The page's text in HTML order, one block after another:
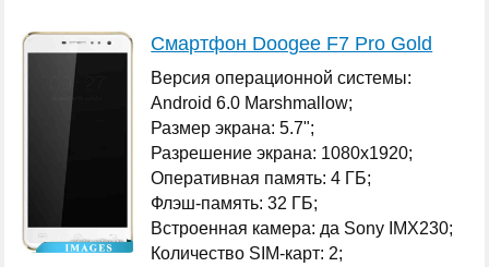
Смартфон Doogee F7 Pro Gold
Версия операционной системы:
Android 6.0 Marshmallow;
Размер экрана: 5.7";
Разрешение экрана: 1080x1920;
Оперативная память: 4 ГБ;
Флэш-память: 32 ГБ;
Встроенная камера: да Sony IMX230;
Количество SIM-карт: 2;